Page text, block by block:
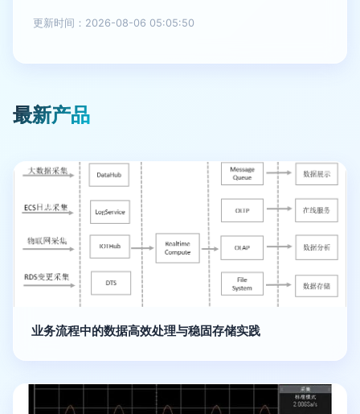
更新时间：2026-08-06 05:05:50
最新产品
业务流程中的数据高效处理与稳固存储实践